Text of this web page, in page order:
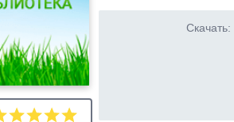
Скачать: